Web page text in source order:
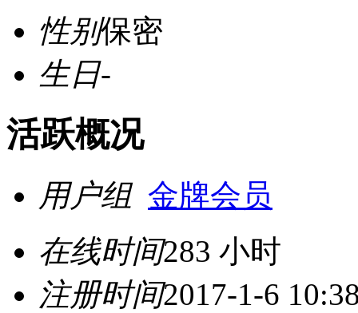
性别保密
生日-
活跃概况
用户组 金牌会员
在线时间283 小时
注册时间2017-1-6